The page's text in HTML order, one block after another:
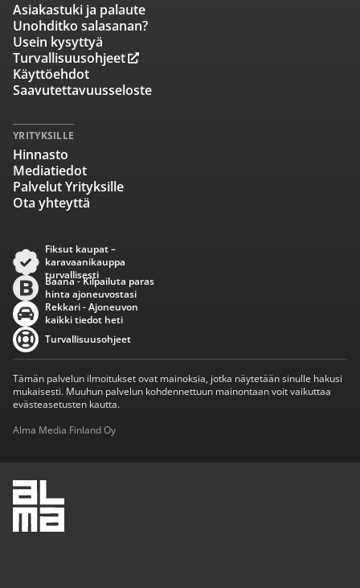
Asiakastuki ja palaute
Unohditko salasanan?
Usein kysyttyä
Turvallisuusohjeet
Käyttöehdot
Saavutettavuusseloste
YRITYKSILLE
Hinnasto
Mediatiedot
Palvelut Yrityksille
Ota yhteyttä
Fiksut kaupat –
karavaanikauppa
turvallisesti
Baana - Kilpailuta paras
hinta ajoneuvostasi
Rekkari - Ajoneuvon
kaikki tiedot heti
Turvallisuusohjeet
Tämän palvelun ilmoitukset ovat mainoksia, jotka näytetään sinulle hakusi
mukaisesti. Muuhun palvelun kohdennettuun mainontaan voit vaikuttaa
evästeasetusten kautta.
Alma Media Finland Oy